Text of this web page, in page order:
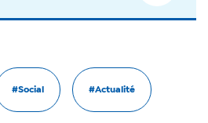
#Social #Actualité